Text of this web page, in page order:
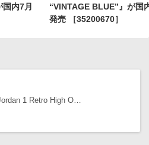
内7月
“VINTAGE BLUE”』が国
発売 ［35200670］
1 Retro High O…